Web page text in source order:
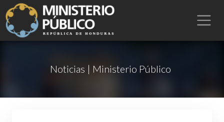
Noticias | Ministerio Público